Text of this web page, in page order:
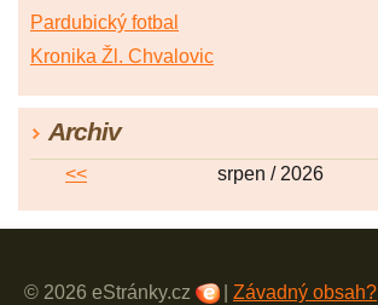
Pardubický fotbal
Kronika Žl. Chvalovic
Archiv
<< srpen / 2026
© 2026 eStránky.cz Závadný obsah?